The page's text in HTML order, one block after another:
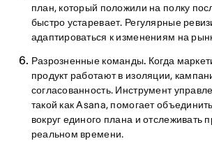
план, который положили на полку
быстро устаревает. Регулярные
адаптироваться к изменениям на
Разрозненные команды. Когда
продукт работают в изоляции,
согласованность. Инструмент
такой как Asana, помогает
вокруг единого плана и отслеживать
реальном времени.